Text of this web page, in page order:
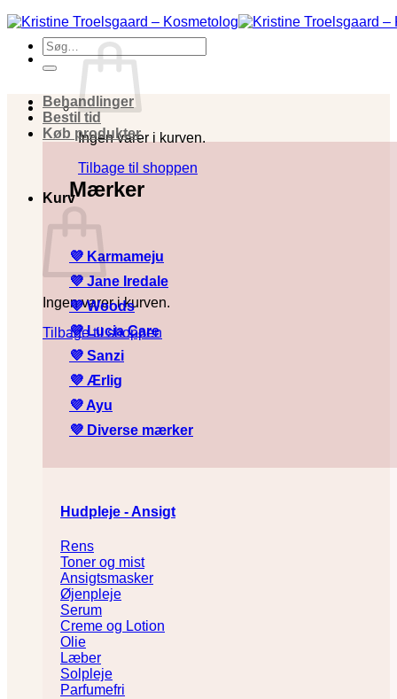
Fortsæt
til
indholdSøg
efter:
Ingen varer i kurven.
Tilbage til shoppen
Kurv
Ingen varer i kurven.
Tilbage til shoppen
Behandlinger
Bestil tid
Køb produkter
Mærker
💜 Karmameju
💜Jane Iredale
💜Woods
💜Lucia Care
💜 Sanzi
💜 Ærlig
💜 Ayu
💜 Diverse mærker
Hudpleje - Ansigt
Rens
Toner og mist
Ansigtsmasker
Øjenpleje
Serum
Creme og Lotion
Olie
Læber
Solpleje
Parfumefri